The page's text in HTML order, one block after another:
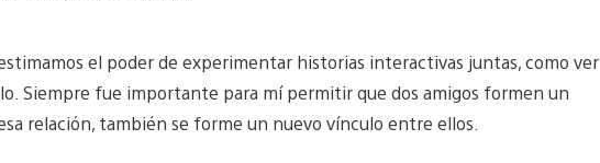
el poder de experimentar historias interactivas juntas, como ver
Siempre fue importante para mí permitir que dos amigos formen un
relación, también se forme un nuevo vínculo entre ellos.